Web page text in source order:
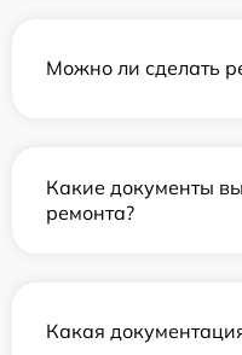
Можно ли сделать
Какие документы
ремонта?
Какая